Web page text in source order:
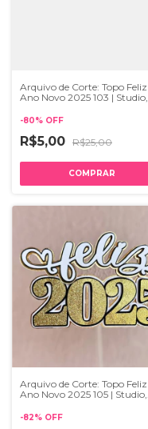
Arquivo de Corte: Topo Feliz
Ano Novo 2025 103 | Studio,
-80% OFF
R$5,00 R$25,00
Arquivo de Corte: Topo Feliz
Ano Novo 2025 105 | Studio,
-82% OFF